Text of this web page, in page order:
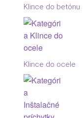
Klince do betónu
Klince do ocele